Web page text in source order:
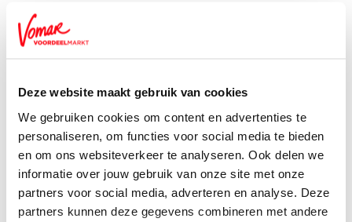
Deze website maakt gebruik van cookies
We gebruiken cookies om content en advertenties te
personaliseren, om functies voor social media te bieden
en om ons websiteverkeer te analyseren. Ook delen we
informatie over jouw gebruik van onze site met onze
partners voor social media, adverteren en analyse. Deze
partners kunnen deze gegevens combineren met andere
Pincode vergeten
Persoonlijk KIK-account
Assortiment
200 gram